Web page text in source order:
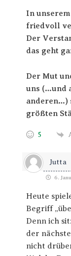
In
friedvoll
Der
das geht
Der Mut
uns (…und
anderen…)
größten
5
Jutta
6.
Heute
Begriff
Denn ich
der
nicht